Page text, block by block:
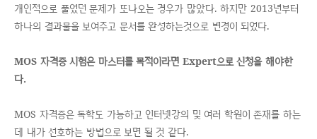
개인적으로 풀었던 문제가 또나오는 경우가 많았다. 하지만 2013년부터
하나의 결과물을 보여주고 문서를 완성하는것으로 변경이 되었다.
MOS 자격증 시험은 마스터를 목적이라면 Expert으로 신청을 해야한
다.
MOS 자격증은 독학도 가능하고 인터넷강의 및 여러 학원이 존재를 하는
데 내가 선호하는 방법으로 보면 될 것 같다.